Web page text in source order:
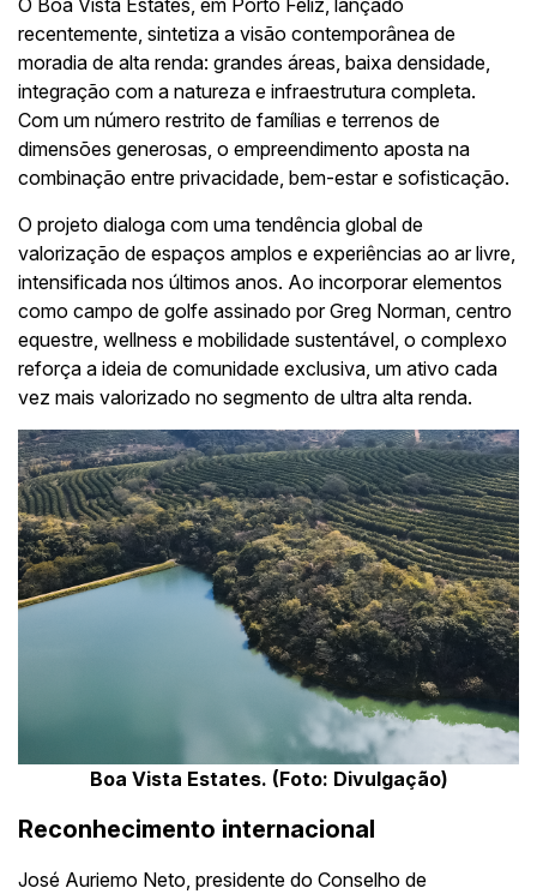
O Boa Vista Estates, em Porto Feliz, lançado
recentemente, sintetiza a visão contemporânea de
moradia de alta renda: grandes áreas, baixa densidade,
integração com a natureza e infraestrutura completa.
Com um número restrito de famílias e terrenos de
dimensões generosas, o empreendimento aposta na
combinação entre privacidade, bem-estar e sofisticação.
O projeto dialoga com uma tendência global de
valorização de espaços amplos e experiências ao ar livre,
intensificada nos últimos anos. Ao incorporar elementos
como campo de golfe assinado por Greg Norman, centro
equestre, wellness e mobilidade sustentável, o complexo
reforça a ideia de comunidade exclusiva, um ativo cada
vez mais valorizado no segmento de ultra alta renda.
Boa Vista Estates. (Foto: Divulgação)
Reconhecimento internacional
José Auriemo Neto, presidente do Conselho de